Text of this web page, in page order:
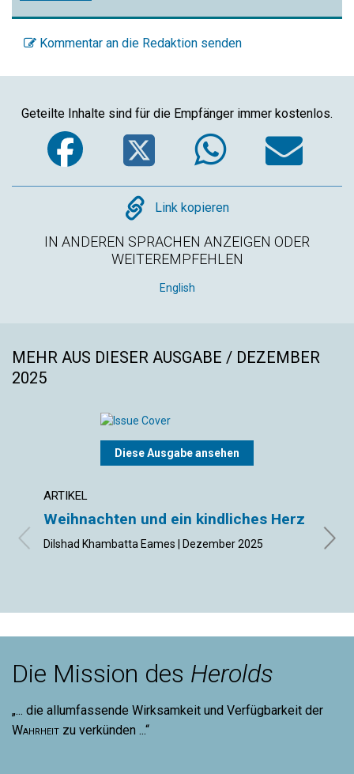
Kommentar an die Redaktion senden
Geteilte Inhalte sind für die Empfänger immer kostenlos.
Facebook
Twitter
Copy
Link kopieren
IN ANDEREN SPRACHEN ANZEIGEN ODER
WEITEREMPFEHLEN
English
MEHR AUS DIESER AUSGABE / DEZEMBER
2025
Diese Ausgabe ansehen
ARTIKEL
Weihnachten und ein kindliches Herz
Dilshad Khambatta Eames | Dezember 2025
Die Mission des Herolds
„... die allumfassende Wirksamkeit und Verfügbarkeit der
Wahrheit zu verkünden ...“